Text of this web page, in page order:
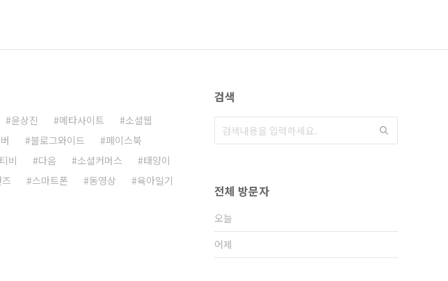
윤상진 메타사이트
소셜웹
블로그와이드
페이스북
비 다음 소셜커머스
태양이
스마트폰 동영상
육아일기
검색
전체 방문자
오늘
어제